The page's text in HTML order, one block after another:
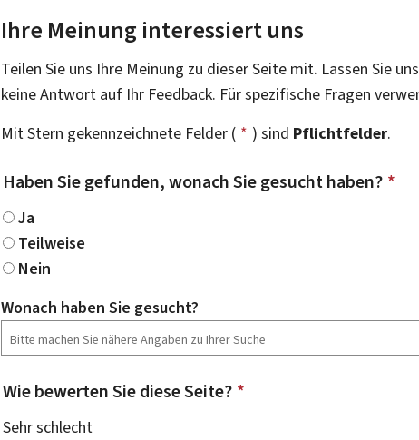
Ihre Meinung interessiert uns
Teilen Sie uns Ihre Meinung zu dieser Seite mit. Lassen Sie
keine Antwort auf Ihr Feedback. Für spezifische Fragen
Mit Stern gekennzeichnete Felder ( * ) sind Pflichtfelder.
Haben Sie gefunden, wonach Sie gesucht haben? *
Ja
Teilweise
Nein
Wonach haben Sie gesucht?
Wie bewerten Sie diese Seite? *
Sehr schlecht